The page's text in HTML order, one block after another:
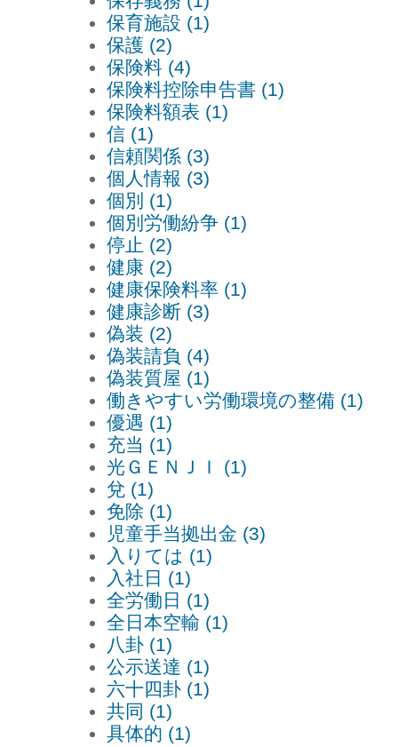
保育施設 (1)
保護 (2)
保険料 (4)
保険料控除申告書 (1)
保険料額表 (1)
信 (1)
信頼関係 (3)
個人情報 (3)
個別 (1)
個別労働紛争 (1)
停止 (2)
健康 (2)
健康保険料率 (1)
健康診断 (3)
偽装 (2)
偽装請負 (4)
偽装質屋 (1)
働きやすい労働環境の整備 (1)
優遇 (1)
充当 (1)
光ＧＥＮＪＩ (1)
兌 (1)
免除 (1)
児童手当拠出金 (3)
入りては (1)
入社日 (1)
全労働日 (1)
全日本空輸 (1)
八卦 (1)
公示送達 (1)
六十四卦 (1)
共同 (1)
具体的 (1)